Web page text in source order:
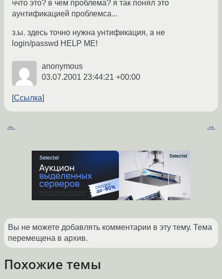
ччто это? в чем проблема? я так понял это
аунтификацией проблемса...
з.ы. здесь точно нужна унтификация, а не
login/passwd HELP ME!
anonymous
03.07.2001 23:44:21 +00:00
Ссылка
← →
Вы не можете добавлять комментарии в эту тему. Тема
перемещена в архив.
Похожие темы